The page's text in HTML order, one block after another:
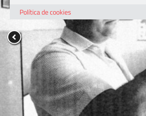
Política de cookies